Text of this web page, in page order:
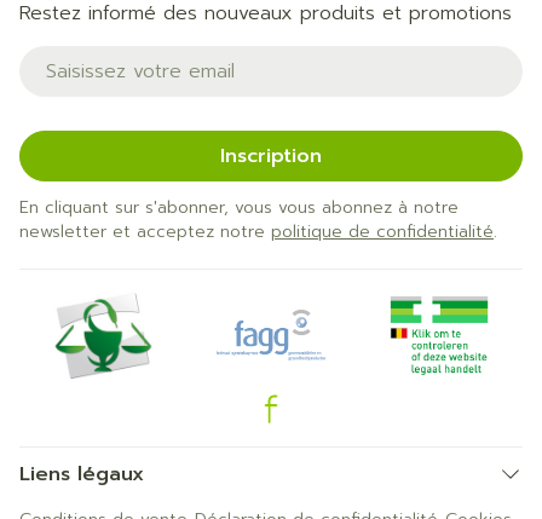
Restez informé des nouveaux produits et promotions
Adresse mail
Inscription
En cliquant sur s'abonner, vous vous abonnez à notre
newsletter et acceptez notre politique de confidentialité.
Liens légaux